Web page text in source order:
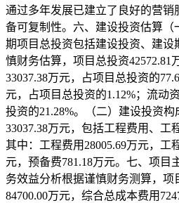
通过多年发展已建立了良好的营
备可复制性。六、建设投资估算
期项目总投资包括建设投资、建
慎财务估算，项目总投资42572.81
33037.38万元，占项目总投资的
元，占项目总投资的1.12%；流动
投资的21.28%。（二）建设投资
33037.38万元，包括工程费用、工
其中：工程费用28005.69万元，工
元，预备费781.18万元。七、项目
务效益分析根据谨慎财务测算，项
84700.00万元，综合总成本费用